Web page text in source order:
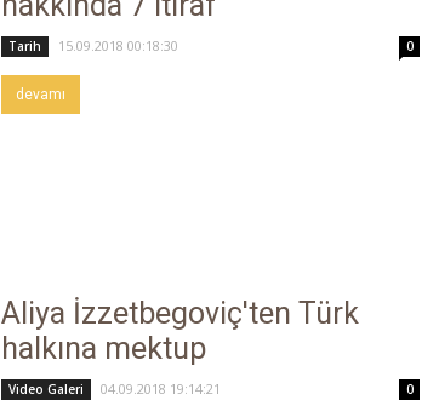
Tarih 15.09.2018 00:18:30 0
devamı
Aliya İzzetbegoviç'ten Türk
halkına mektup
Video Galeri 04.09.2018 19:14:21 0